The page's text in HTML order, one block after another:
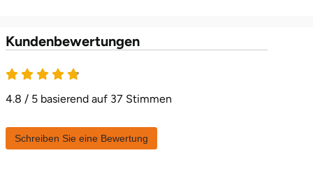
Kundenbewertungen
4.8 von 5
4.8 / 5 basierend auf 37 Stimmen
Schreiben Sie eine Bewertung
Karlsruhe
Kassel
Kempten
Kerken